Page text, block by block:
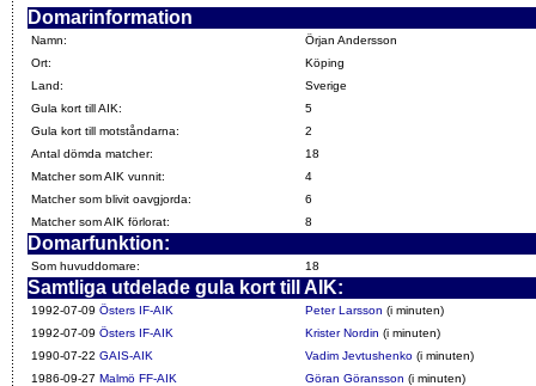
Domarinformation
Namn:
Örjan Andersson
Ort:
Köping
Land:
Sverige
Gula kort till AIK:
5
Gula kort till motståndarna:
2
Antal dömda matcher:
18
Matcher som AIK vunnit:
4
Matcher som blivit oavgjorda:
6
Matcher som AIK förlorat:
8
Domarfunktion:
Som huvuddomare: 18
Samtliga utdelade gula kort till AIK:
1992-07-09 Östers IF-AIK Peter Larsson (i minuten)
1992-07-09 Östers IF-AIK Krister Nordin (i minuten)
1990-07-22 GAIS-AIK Vadim Jevtushenko (i minuten)
1986-09-27 Malmö FF-AIK Göran Göransson (i minuten)